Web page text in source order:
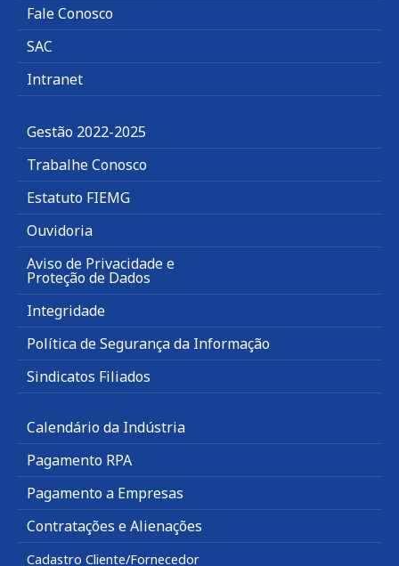
Fale Conosco
SAC
Intranet
Gestão 2022-2025
Trabalhe Conosco
Estatuto FIEMG
Ouvidoria
Aviso de Privacidade e
Proteção de Dados
Integridade
Política de Segurança da Informação
Sindicatos Filiados
Calendário da Indústria
Pagamento RPA
Pagamento a Empresas
Contratações e Alienações
Cadastro Cliente/Fornecedor